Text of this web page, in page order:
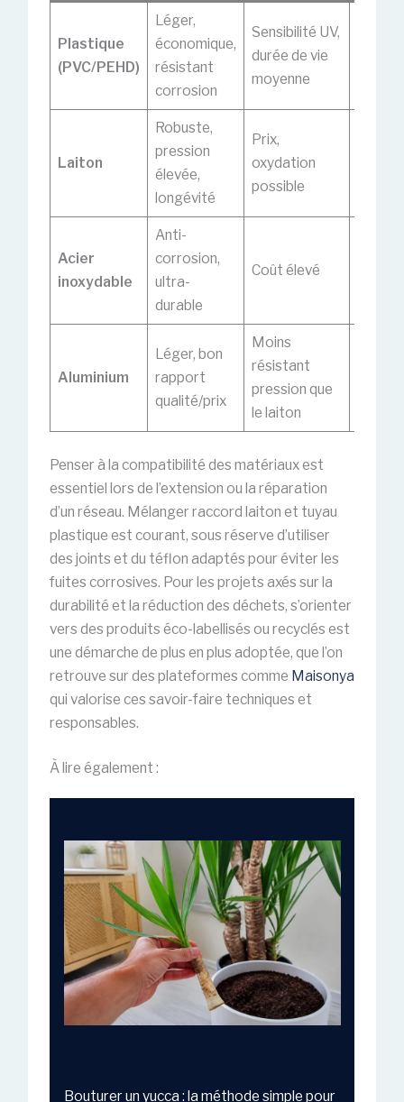
Plastique
(PVC/PEHD)
Léger,
économique,
résistant
corrosion
Sensibilité UV,
durée de vie
moyenne
Laiton
Robuste,
pression
élevée,
longévité
Prix,
oxydation
possible
Acier
inoxydable
Anti-
corrosion,
ultra-
durable
Coût élevé
Aluminium
Léger, bon
rapport
qualité/prix
Moins
résistant
pression que
le laiton
Penser à la compatibilité des matériaux est
essentiel lors de l’extension ou la réparation
d’un réseau. Mélanger raccord laiton et tuyau
plastique est courant, sous réserve d’utiliser
des joints et du téflon adaptés pour éviter les
fuites corrosives. Pour les projets axés sur la
durabilité et la réduction des déchets, s’orienter
vers des produits éco-labellisés ou recyclés est
une démarche de plus en plus adoptée, que l’on
retrouve sur des plateformes comme Maisonya
qui valorise ces savoir-faire techniques et
responsables.
À lire également :
Bouturer un yucca : la méthode simple pour